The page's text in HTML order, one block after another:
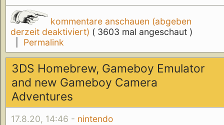
kommentare anschauen (abgeben
derzeit deaktiviert) ( 3603 mal angeschaut )
Permalink
3DS Homebrew, Gameboy Emulator
and new Gameboy Camera
Adventures
17.8.20, 14:46 - nintendo